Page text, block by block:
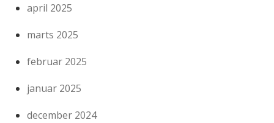
april 2025
marts 2025
februar 2025
januar 2025
december 2024